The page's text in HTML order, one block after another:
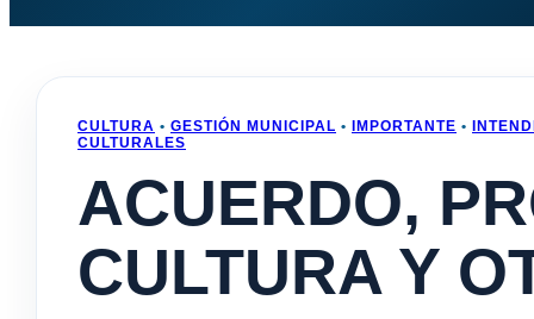
CULTURA • GESTIÓN MUNICIPAL • IMPORTANTE •
CULTURALES
ACUERDO,
CULTURA Y